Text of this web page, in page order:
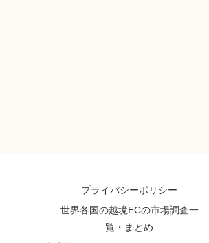
プライバシーポリシー
世界各国の越境ECの市場調査一
覧・まとめ